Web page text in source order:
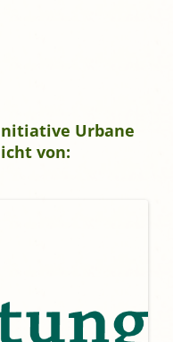
Urbane
von: